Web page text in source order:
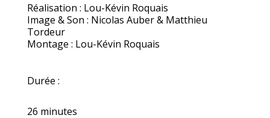
Réalisation : Lou-Kévin Roquais
Image & Son : Nicolas Auber & Matthieu
Tordeur
Montage : Lou-Kévin Roquais
Durée :
26 minutes